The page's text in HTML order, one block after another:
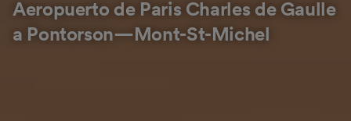
Aeropuerto de Paris Charles de Gaulle
a Pontorson—Mont-St-Michel